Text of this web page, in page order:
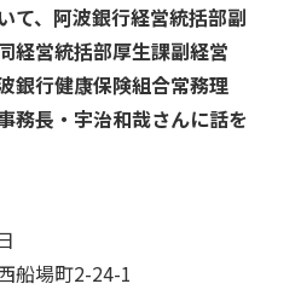
て、阿波銀行経営統括部副
経営統括部厚生課副経営
銀行健康保険組合常務理
務長・宇治和哉さんに話を
船場町2-24-1